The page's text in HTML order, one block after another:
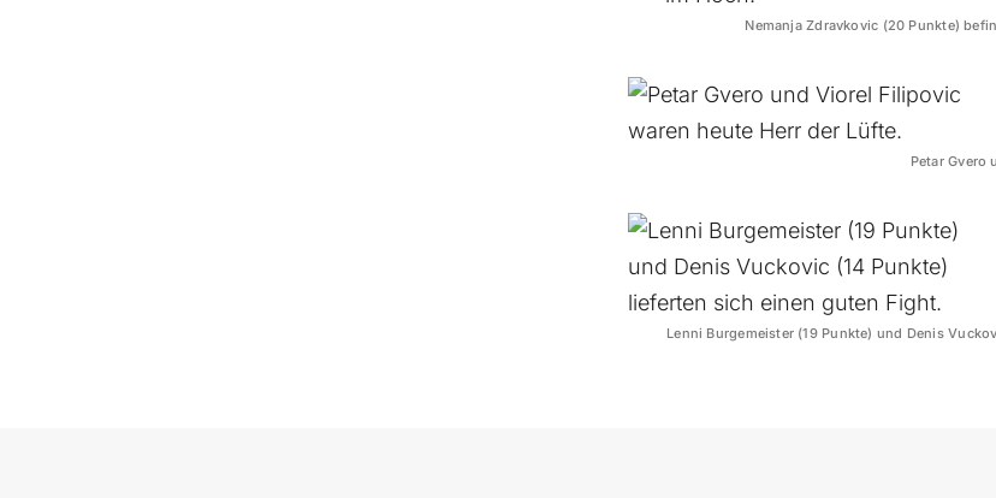
Nemanja Zdravkovic (20 Punkte)
Petar Gvero
Lenni Burgemeister (19 Punkte) und Denis